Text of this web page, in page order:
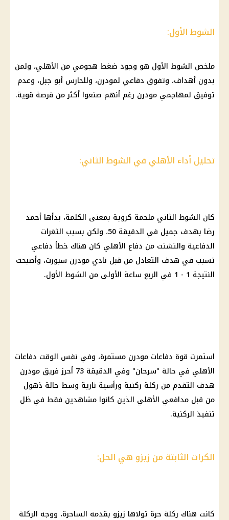
الشوط الأول:
ملخص الشوط الأول هو وجود ضغط هجومي من الأهلي، ولمن
بدون أهداف، وتفوق دفاعي لمودرن، وللحارس أبو جبل، وعدم
توفيق لمهاجمي مودرن رغم أنهم صنعوا أكثر من فرصة قوية.
تحليل أداء الأهلي في الشوط الثاني:
كان الشوط الثاني ملحمة كروية بمعنى الكلمة، بدأها أحمد
رضا بهدف جميل في الدقيقة 50، ولكن بسبب الثغرات
الدفاعية والتشتت من دفاع الأهلي كان هناك خطأ دفاعي
تسبب في هدف التعادل من قبل نادي مودرن سبورت، وأصبحت
النتيجة 1 - 1 في الربع ساعة الأولى من الشوط الأول.
استمرت قوة دفاعات مودرن مستمرة، وفي نفس الوقت دفاعات
الأهلي
في حالة "سرحان" وفي الدقيقة 73 أحرز فريق مودرن
هدف التقدم من ركلة ركنية ورأسية نارية وسط حالة ذهول
من قبل مدافعي الأهلي الذين كانوا مشاهدين فقط في ظل
تنفيذ الركنية.
الكرات الثابتة من زيزو هي الحل:
كانت هناك ركلة حرة تولاها زيزو بقدمه الساحرة، ووجه الركلة